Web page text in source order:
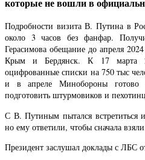
которые не вошли в
Подробности визита В. Путина в
около 3 часов без фанфар.
Герасимова обещание до апреля
Крым и Бердянск. К 17 марта
оцифрованные списки на 750 тыс
и в апреле Минобороны готово
подготовить штурмовиков и
С В. Путиным пытался встретиться
но ему ответили, чтобы сначала
Президент заслушал доклады с ЛБС